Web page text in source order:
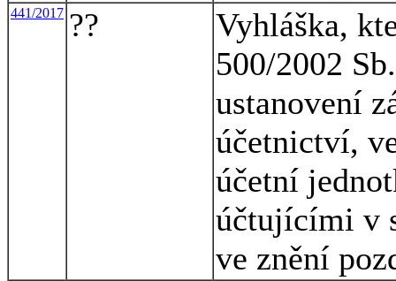
441/2017 ??
Vyhláška,
500/2002
ustanovení
účetnictví,
účetní
účtujícími v
ve znění